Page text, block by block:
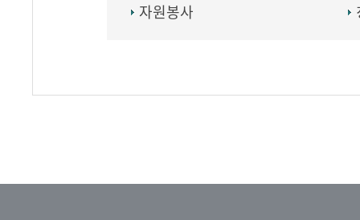
자원봉사